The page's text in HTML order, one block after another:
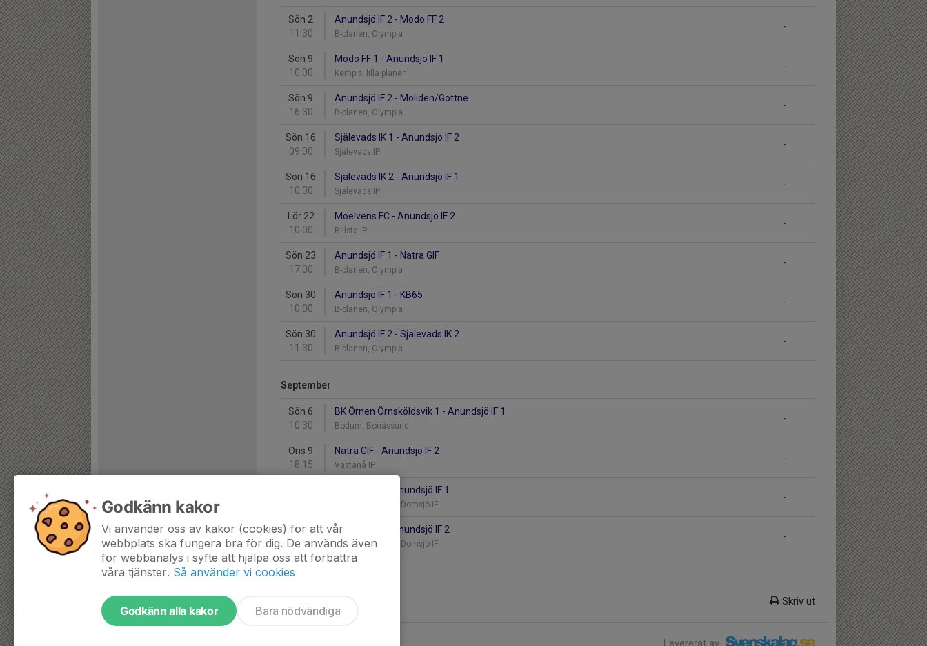
Sön 2
11:30
-
Anundsjö IF 2 - Modo FF 2
B-planen, Olympia
Sön 9
10:00
-
Modo FF 1 - Anundsjö IF 1
Kempis, lilla planen
Sön 9
16:30
-
Anundsjö IF 2 - Moliden/Gottne
B-planen, Olympia
Sön 16
09:00
-
Själevads IK 1 - Anundsjö IF 2
Själevads IP
Sön 16
10:30
-
Själevads IK 2 - Anundsjö IF 1
Själevads IP
Lör 22
10:00
-
Moelvens FC - Anundsjö IF 2
Billsta IP
Sön 23
17:00
-
Anundsjö IF 1 - Nätra GIF
B-planen, Olympia
Sön 30
10:00
-
Anundsjö IF 1 - KB65
B-planen, Olympia
Sön 30
11:30
-
Anundsjö IF 2 - Själevads IK 2
B-planen, Olympia
September
Sön 6
10:30
-
BK Örnen Örnsköldsvik 1 - Anundsjö IF 1
Bodum, Bonässund
Ons 9
18:15
-
Nätra GIF - Anundsjö IF 2
Västanå IP
-
Domsjö IF 2 - Anundsjö IF 1
Hangarplanerna/ Domsjö IF
Sön 13
16:00
-
Domsjö IF 1 - Anundsjö IF 2
Hangarplanerna/ Domsjö IF
Skriv ut
Levererat av
Godkänn kakor
Vi använder oss av kakor (cookies) för att vår
webbplats ska fungera bra för dig. De används även
för webbanalys i syfte att hjälpa oss att förbättra
våra tjänster. Så använder vi cookies
Godkänn alla kakor Bara nödvändiga